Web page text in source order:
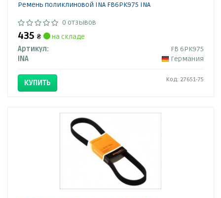
Ремень поликлиновой INA FB6PK975 INA
0 отзывов
435 ₴
на складе
Артикул:
FB 6PK975
INA
Германия
КУПИТЬ Код: 27651-75